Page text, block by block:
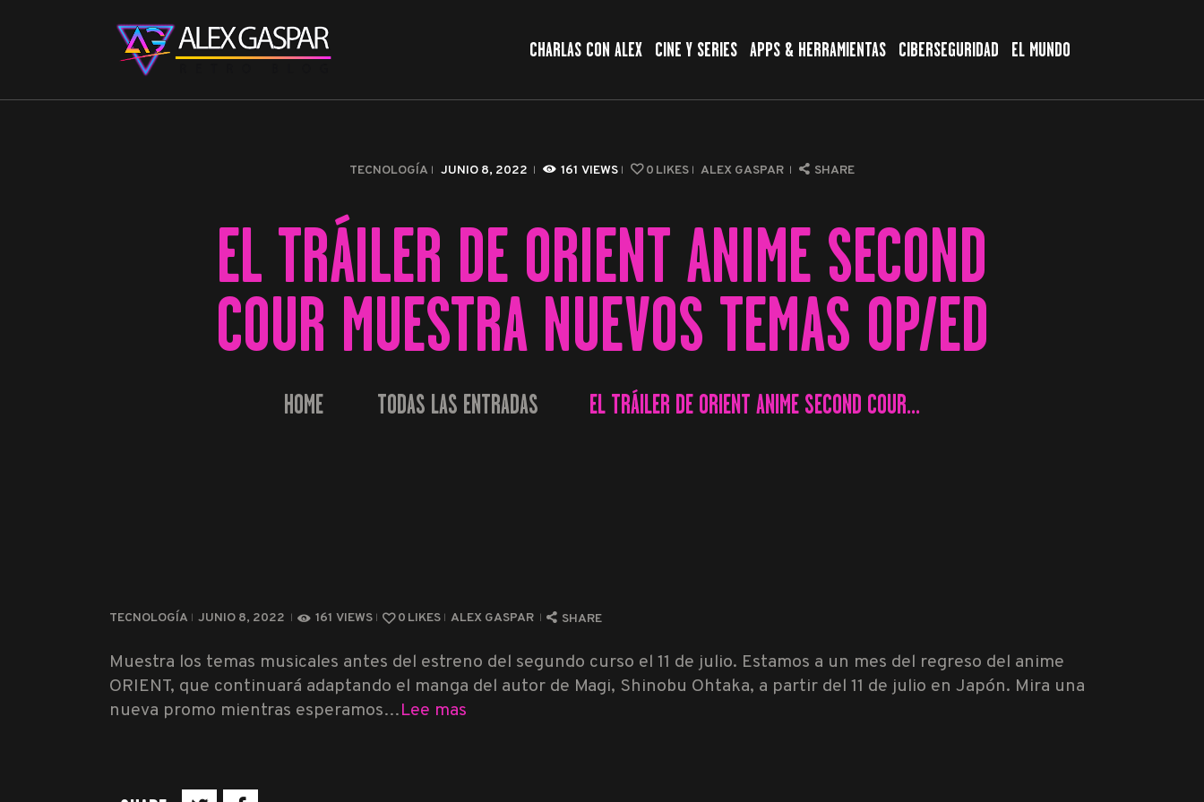
CHARLAS CON ALEX CINE Y SERIES APPS & HERRAMIENTAS CIBERSEGURIDAD EL MUNDO
TECNOLOGÍA JUNIO 8, 2022 161 VIEWS 0 LIKES ALEX GASPAR SHARE
EL TRÁILER DE ORIENT ANIME SECOND
COUR MUESTRA NUEVOS TEMAS OP/ED
HOME TODAS LAS ENTRADAS EL TRÁILER DE ORIENT ANIME SECOND COUR...
CINE Y SERIES
APPS & HERRAMIENTAS
TECNOLOGÍA JUNIO 8, 2022 161 VIEWS 0 LIKES ALEX GASPAR SHARE
Muestra los temas musicales antes del estreno del segundo curso el 11 de julio. Estamos a un mes del regreso del anime
ORIENT, que continuará adaptando el manga del autor de Magi, Shinobu Ohtaka, a partir del 11 de julio en Japón. Mira una
nueva promo mientras esperamos…Lee mas